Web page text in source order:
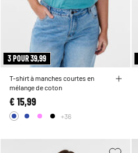
3 POUR 39,99
T-shirt à manches courtes en
mélange de coton
€ 15,99
+36